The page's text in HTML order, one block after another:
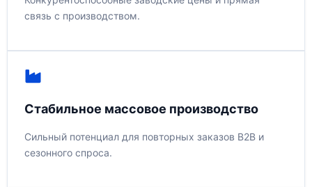
связь с производством.
Стабильное массовое производство
Сильный потенциал для повторных заказов B2B и
сезонного спроса.